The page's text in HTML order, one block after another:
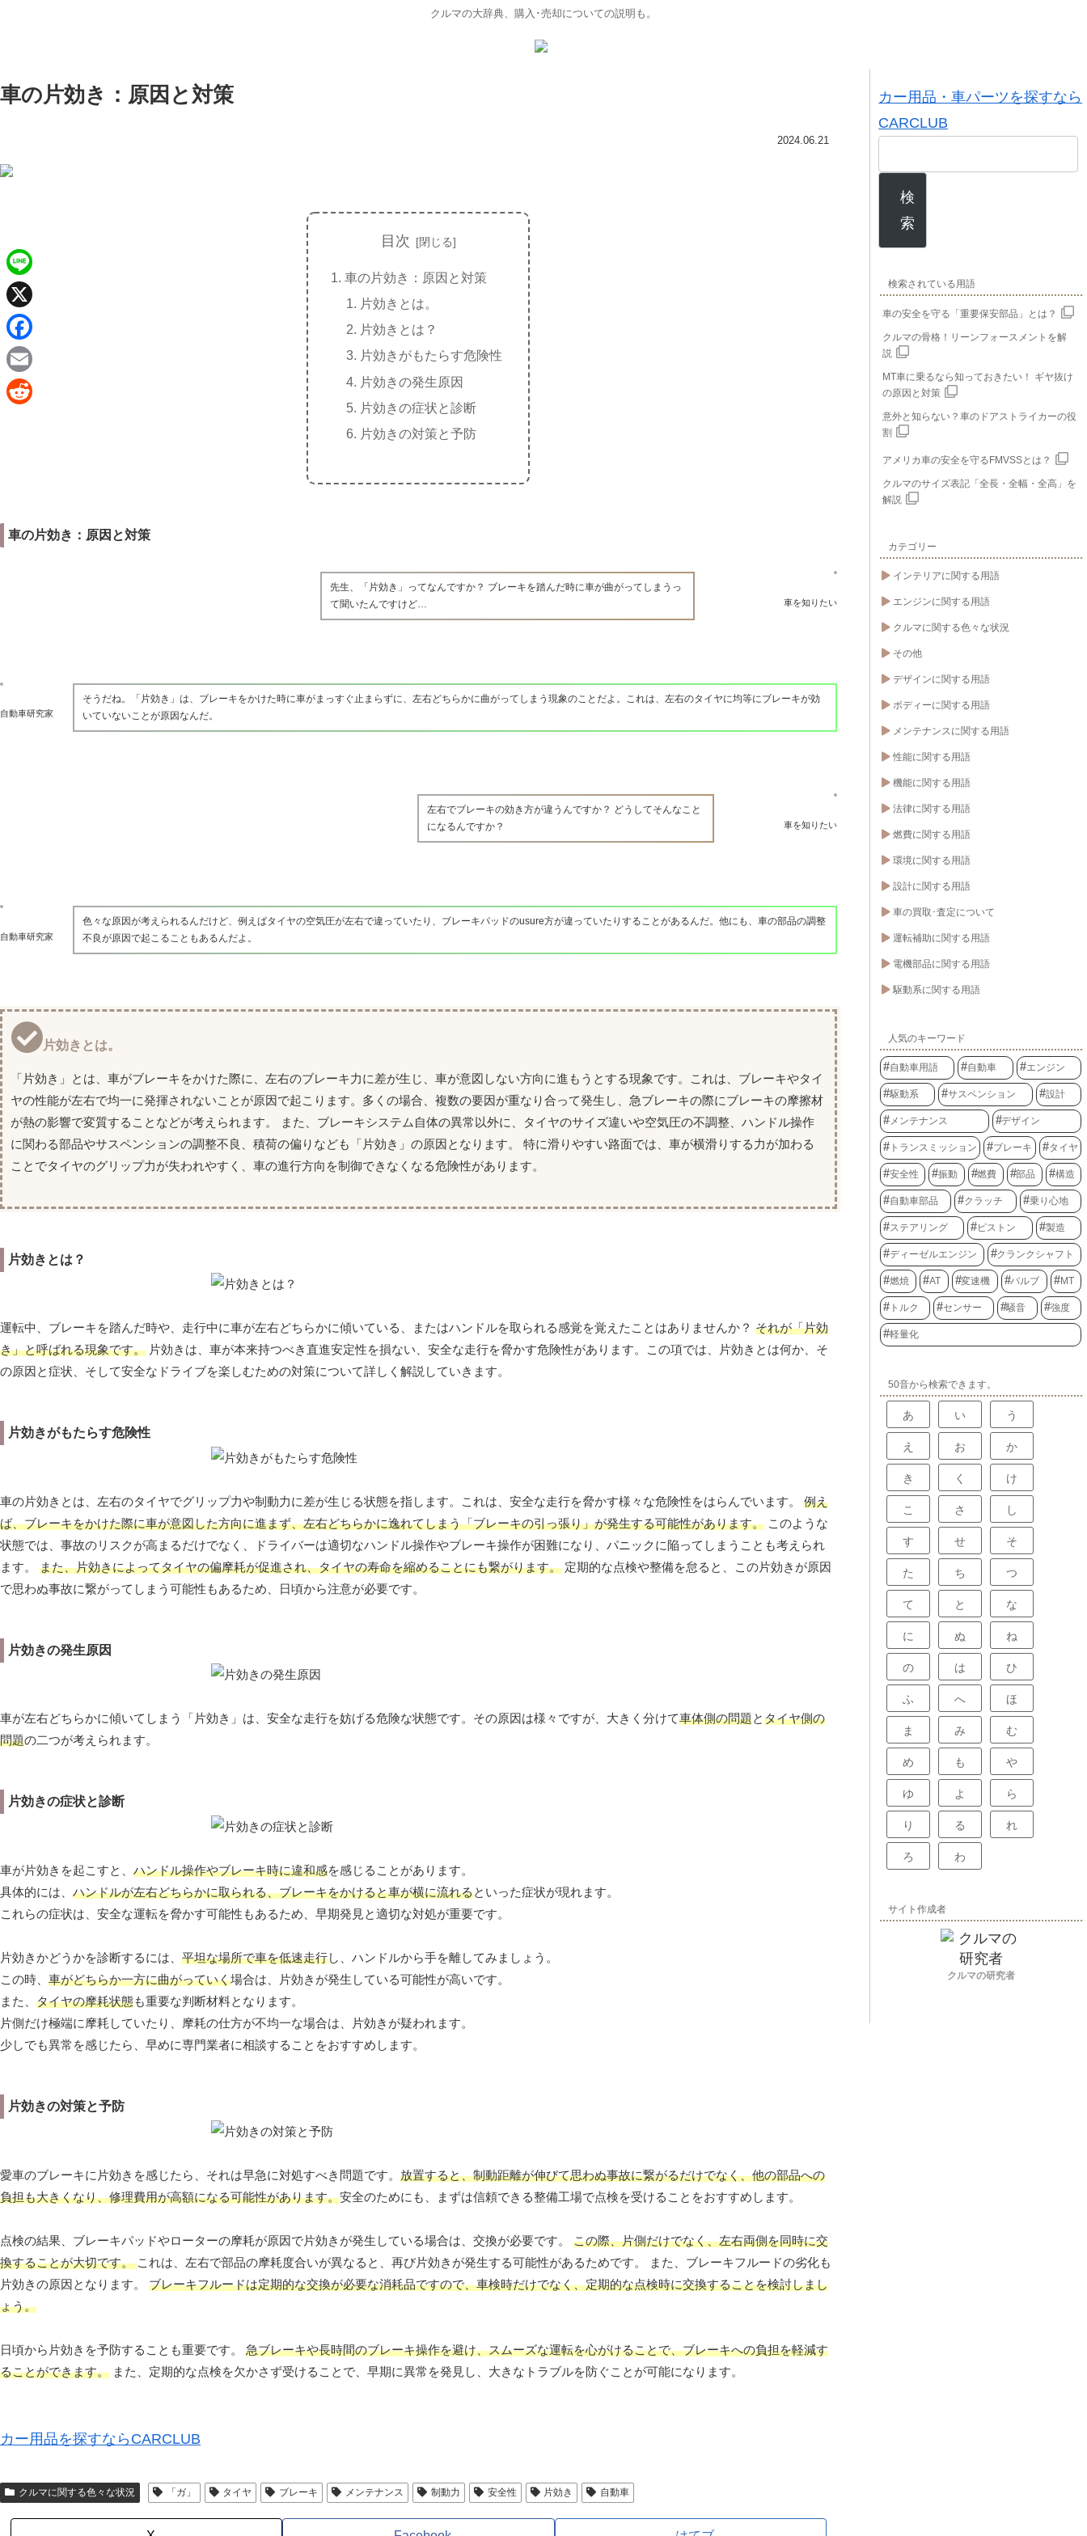
クルマの大辞典、購入･売却についての説明も。
車の片効き：原因と対策
2024.06.21
目次
車の片効き：原因と対策
片効きとは。
片効きとは？
片効きがもたらす危険性
片効きの発生原因
片効きの症状と診断
片効きの対策と予防
車の片効き：原因と対策
車を知りたい
先生、「片効き」ってなんですか？ ブレーキを踏んだ時に車が曲がってしまうっ
て聞いたんですけど…
自動車研究家
そうだね。「片効き」は、ブレーキをかけた時に車がまっすぐ止まらずに、左右どちらかに曲がってしまう現象のことだよ。これは、左右のタイヤに均等にブレーキが効
いていないことが原因なんだ。
車を知りたい
左右でブレーキの効き方が違うんですか？ どうしてそんなこと
になるんですか？
自動車研究家
色々な原因が考えられるんだけど、例えばタイヤの空気圧が左右で違っていたり、ブレーキパッドのusure方が違っていたりすることがあるんだ。他にも、車の部品の調整
不良が原因で起こることもあるんだよ。
片効きとは。
「片効き」とは、車がブレーキをかけた際に、左右のブレーキ力に差が生じ、車が意図しない方向に進もうとする現象です。これは、ブレーキやタイ
ヤの性能が左右で均一に発揮されないことが原因で起こります。多くの場合、複数の要因が重なり合って発生し、急ブレーキの際にブレーキの摩擦材
が熱の影響で変質することなどが考えられます。 また、ブレーキシステム自体の異常以外に、タイヤのサイズ違いや空気圧の不調整、ハンドル操作
に関わる部品やサスペンションの調整不良、積荷の偏りなども「片効き」の原因となります。 特に滑りやすい路面では、車が横滑りする力が加わる
ことでタイヤのグリップ力が失われやすく、車の進行方向を制御できなくなる危険性があります。
片効きとは？
運転中、ブレーキを踏んだ時や、走行中に車が左右どちらかに傾いている、またはハンドルを取られる感覚を覚えたことはありませんか？ それが「片効
き」と呼ばれる現象です。 片効きは、車が本来持つべき直進安定性を損ない、安全な走行を脅かす危険性があります。この項では、片効きとは何か、そ
の原因と症状、そして安全なドライブを楽しむための対策について詳しく解説していきます。
片効きがもたらす危険性
車の片効きとは、左右のタイヤでグリップ力や制動力に差が生じる状態を指します。これは、安全な走行を脅かす様々な危険性をはらんでいます。 例え
ば、ブレーキをかけた際に車が意図した方向に進まず、左右どちらかに逸れてしまう「ブレーキの引っ張り」が発生する可能性があります。 このような
状態では、事故のリスクが高まるだけでなく、ドライバーは適切なハンドル操作やブレーキ操作が困難になり、パニックに陥ってしまうことも考えられ
ます。 また、片効きによってタイヤの偏摩耗が促進され、タイヤの寿命を縮めることにも繋がります。 定期的な点検や整備を怠ると、この片効きが原因
で思わぬ事故に繋がってしまう可能性もあるため、日頃から注意が必要です。
片効きの発生原因
車が左右どちらかに傾いてしまう「片効き」は、安全な走行を妨げる危険な状態です。その原因は様々ですが、大きく分けて車体側の問題とタイヤ側の
問題の二つが考えられます。
片効きの症状と診断
車が片効きを起こすと、 ハンドル操作やブレーキ時に違和感を感じることがあります。
具体的には、 ハンドルが左右どちらかに取られる、ブレーキをかけると車が横に流れるといった症状が現れます。
これらの症状は、安全な運転を脅かす可能性もあるため、早期発見と適切な対処が重要です。
片効きかどうかを診断するには、 平坦な場所で車を低速走行し、ハンドルから手を離してみましょう。
この時、 車がどちらか一方に曲がっていく場合は、片効きが発生している可能性が高いです。
また、 タイヤの摩耗状態も重要な判断材料となります。
片側だけ極端に摩耗していたり、摩耗の仕方が不均一な場合は、片効きが疑われます。
少しでも異常を感じたら、早めに専門業者に相談することをおすすめします。
片効きの対策と予防
愛車のブレーキに片効きを感じたら、それは早急に対処すべき問題です。 放置すると、制動距離が伸びて思わぬ事故に繋がるだけでなく、他の部品への
負担も大きくなり、修理費用が高額になる可能性があります。安全のためにも、まずは信頼できる整備工場で点検を受けることをおすすめします。
点検の結果、ブレーキパッドやローターの摩耗が原因で片効きが発生している場合は、交換が必要です。 この際、片側だけでなく、左右両側を同時に交
換することが大切です。これは、左右で部品の摩耗度合いが異なると、再び片効きが発生する可能性があるためです。 また、ブレーキフルードの劣化も
片効きの原因となります。 ブレーキフルードは定期的な交換が必要な消耗品ですので、車検時だけでなく、定期的な点検時に交換することを検討しまし
ょう。
日頃から片効きを予防することも重要です。 急ブレーキや長時間のブレーキ操作を避け、スムーズな運転を心がけることで、ブレーキへの負担を軽減す
ることができます。 また、定期的な点検を欠かさず受けることで、早期に異常を発見し、大きなトラブルを防ぐことが可能になります。
カー用品を探すならCARCLUB
クルマに関する色々な状況 「ガ」 タイヤ ブレーキ メンテナンス 制動力 安全性 片効き 自動車
カー用品・車パーツを探すなら
CARCLUB
検
索
検索されている用語
車の安全を守る「重要保安部品」とは？
クルマの骨格！リーンフォースメントを解
説
MT車に乗るなら知っておきたい！ ギヤ抜け
の原因と対策
意外と知らない？車のドアストライカーの役
割
アメリカ車の安全を守るFMVSSとは？
クルマのサイズ表記「全長・全幅・全高」を
解説
カテゴリー
インテリアに関する用語
エンジンに関する用語
クルマに関する色々な状況
その他
デザインに関する用語
ボディーに関する用語
メンテナンスに関する用語
性能に関する用語
機能に関する用語
法律に関する用語
燃費に関する用語
環境に関する用語
設計に関する用語
車の買取･査定について
運転補助に関する用語
電機部品に関する用語
駆動系に関する用語
人気のキーワード
自動車用語 自動車 エンジン
駆動系 サスペンション 設計
メンテナンス デザイン
トランスミッション ブレーキ タイヤ
安全性 振動 燃費 部品 構造
自動車部品 クラッチ 乗り心地
ステアリング ピストン 製造
ディーゼルエンジン クランクシャフト
燃焼 AT 変速機 バルブ MT
トルク センサー 騒音 強度
軽量化
50音から検索できます。
あ い う
え お か
き く け
こ さ し
す せ そ
た ち つ
て と な
に ぬ ね
の は ひ
ふ へ ほ
ま み む
め も や
ゆ よ ら
り る れ
ろ わ
サイト作成者
クルマの研究者
L
n
e
X
F
a
c
k
E